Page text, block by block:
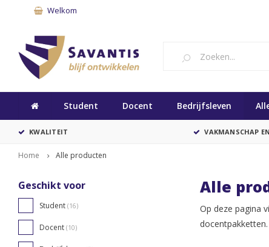
Welkom
Student Docent Bedrijfsleven
KWALITEIT VAKMANSCHAP
Home Alle producten
Geschikt voor
Student (16)
Docent (10)
Alle
Op deze pagina